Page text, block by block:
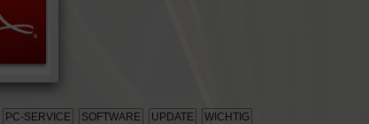
PC-SERVICE SOFTWARE UPDATE WICHTIG